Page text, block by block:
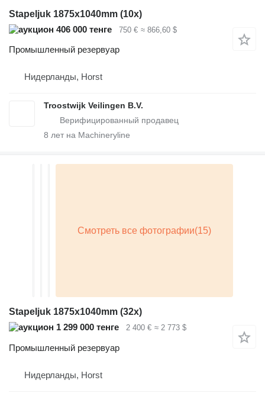
Stapeljuk 1875x1040mm (10x)
406 000 тенге
750 € ≈ 866,60 $
Промышленный резервуар
Нидерланды, Horst
Troostwijk Veilingen B.V.
8 лет на Machineryline
Stapeljuk 1875x1040mm (32x)
1 299 000 тенге
2 400 € ≈ 2 773 $
Промышленный резервуар
Нидерланды, Horst